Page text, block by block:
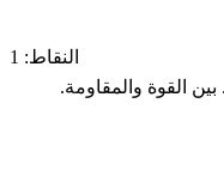
النقاط: 1
القوة والمقاومة.